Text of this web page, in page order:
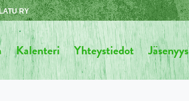
RY
Kalenteri Yhteystiedot Jäsenyys